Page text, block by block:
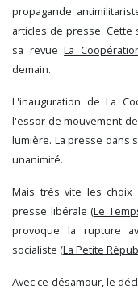
propagande
articles de presse.
sa revueLa
demain.
L'inauguration de La
l'essor de mouvement
lumière. La presse dans
unanimité.
Mais très vite les choix
presse libérale (Le
provoque la rupture
socialiste (La Petite
Avec ce désamour, le